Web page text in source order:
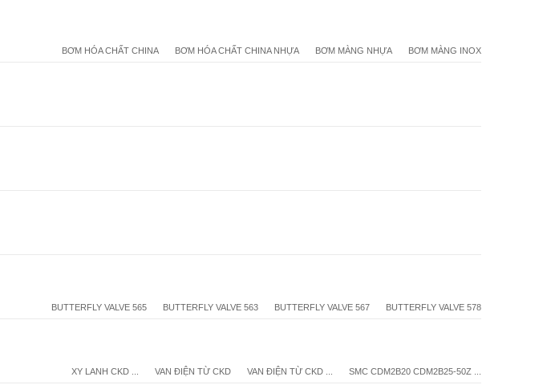
BƠM HÓA CHẤT CHINA BƠM HÓA CHẤT CHINA NHỰA BƠM MÀNG NHỰA BƠM MÀNG INOX
BUTTERFLY VALVE 565 BUTTERFLY VALVE 563 BUTTERFLY VALVE 567 BUTTERFLY VALVE 578
XY LANH CKD ... VAN ĐIỆN TỪ CKD VAN ĐIỆN TỪ CKD ... SMC CDM2B20 CDM2B25-50Z ...